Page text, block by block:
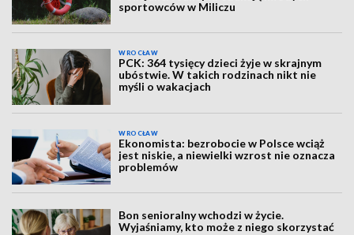
sportowców w Miliczu
WROCŁAW
PCK: 364 tysięcy dzieci żyje w skrajnym
ubóstwie. W takich rodzinach nikt nie
myśli o wakacjach
WROCŁAW
Ekonomista: bezrobocie w Polsce wciąż
jest niskie, a niewielki wzrost nie oznacza
problemów
Bon senioralny wchodzi w życie.
Wyjaśniamy, kto może z niego skorzystać